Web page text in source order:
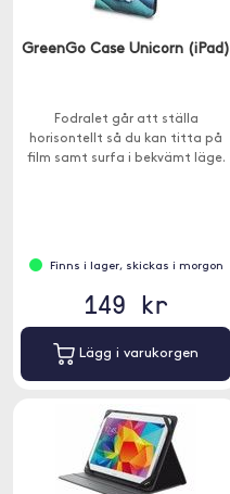
GreenGo Case Unicorn (iPad)
Fodralet går att ställa
horisontellt så du kan titta på
film samt surfa i bekvämt läge.
Finns i lager, skickas i morgon
149 kr
Lägg i varukorgen